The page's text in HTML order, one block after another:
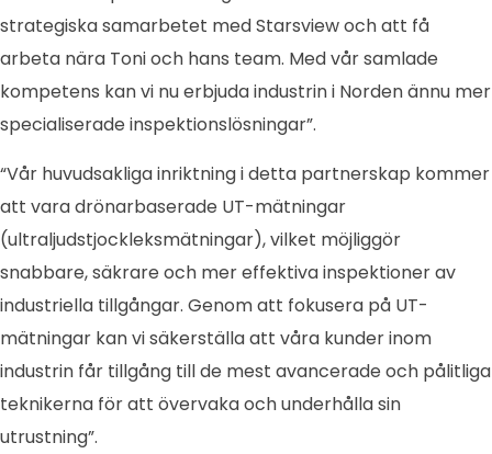
strategiska samarbetet med Starsview och att få
arbeta nära Toni och hans team. Med vår samlade
kompetens kan vi nu erbjuda industrin i Norden ännu mer
specialiserade inspektionslösningar”.
“Vår huvudsakliga inriktning i detta partnerskap kommer
att vara drönarbaserade UT-mätningar
(ultraljudstjockleksmätningar), vilket möjliggör
snabbare, säkrare och mer effektiva inspektioner av
industriella tillgångar. Genom att fokusera på UT-
mätningar kan vi säkerställa att våra kunder inom
industrin får tillgång till de mest avancerade och pålitliga
teknikerna för att övervaka och underhålla sin
utrustning”.